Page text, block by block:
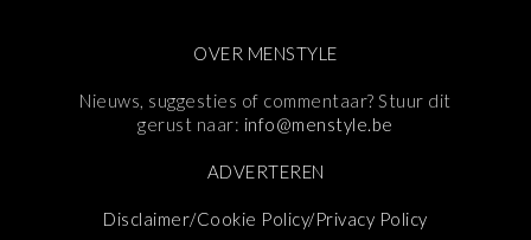
OVER MENSTYLE
Nieuws, suggesties of commentaar? Stuur dit
gerust naar: info@menstyle.be
ADVERTEREN
Disclaimer/Cookie Policy/Privacy Policy